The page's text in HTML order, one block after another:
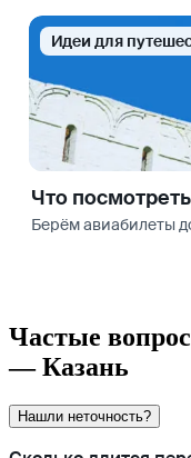
Идеи для
Что
Берём авиабилеты
Частые
— Казань
Нашли неточность?